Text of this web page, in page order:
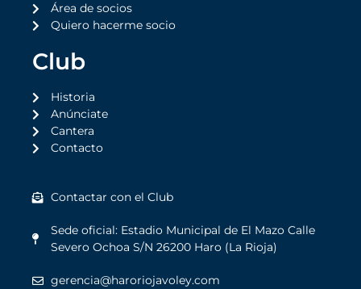
Área de socios
Quiero hacerme socio
Club
Historia
Anúnciate
Cantera
Contacto
Contactar con el Club
Sede oficial: Estadio Municipal de El Mazo Calle
Severo Ochoa S/N 26200 Haro (La Rioja)
gerencia@haroriojavoley.com